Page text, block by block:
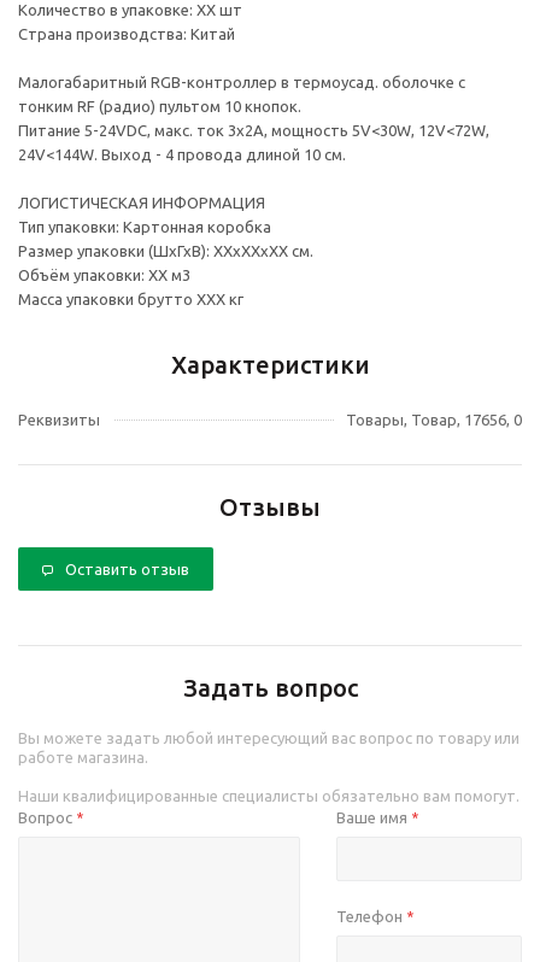
Количество в упаковке: ХХ шт
Страна производства: Китай
Малогабаритный RGB-контроллер в термоусад. оболочке с
тонким RF (радио) пультом 10 кнопок.
Питание 5-24VDC, макс. ток 3x2А, мощность 5V<30W, 12V<72W,
24V<144W. Выход - 4 провода длиной 10 см.
ЛОГИСТИЧЕСКАЯ ИНФОРМАЦИЯ
Тип упаковки: Картонная коробка
Размер упаковки (ШхГхВ): ХХхХХхХХ см.
Объём упаковки: ХХ м3
Масса упаковки брутто ХХХ кг
Характеристики
Реквизиты Товары, Товар, 17656, 0
Отзывы
Оставить отзыв
Задать вопрос
Вы можете задать любой интересующий вас вопрос по товару или
работе магазина.
Наши квалифицированные специалисты обязательно вам помогут.
Вопрос * Ваше имя *
Телефон *